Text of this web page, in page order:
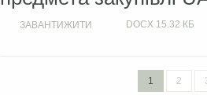
ЗАВАНТИЖИТИ DOCX 15.32 КБ
1 2